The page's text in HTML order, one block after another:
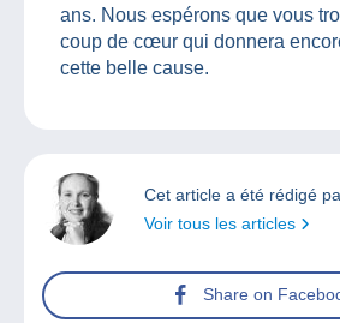
ans. Nous espérons que vous
coup de cœur qui donnera
cette belle cause.
Cet article a été rédigé
Voir tous les articles
Share on